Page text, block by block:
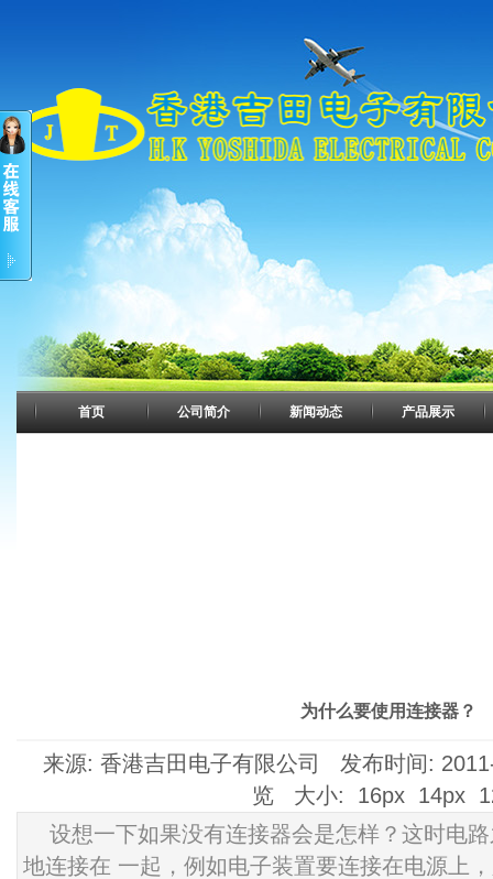
首页 公司简介 新闻动态 产品展示
为什么要使用连接器？
来源: 香港吉田电子有限公司 发布时间:
览 大小: 16px 14px
设想一下如果没有连接器会是怎样？这时电
地连接在 一起，例如电子装置要连接在电源上